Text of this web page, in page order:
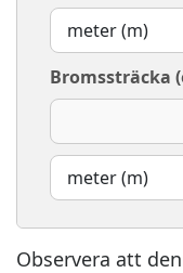
Bromssträcka
Observera att